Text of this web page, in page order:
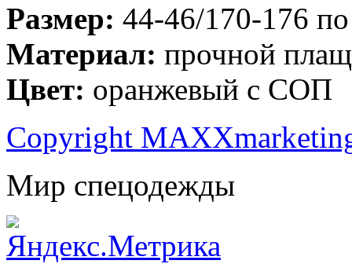
Размер: 44-46/170-176
Материал: прочной
Цвет: оранжевый с СОП
Copyright
Мир спецодежды